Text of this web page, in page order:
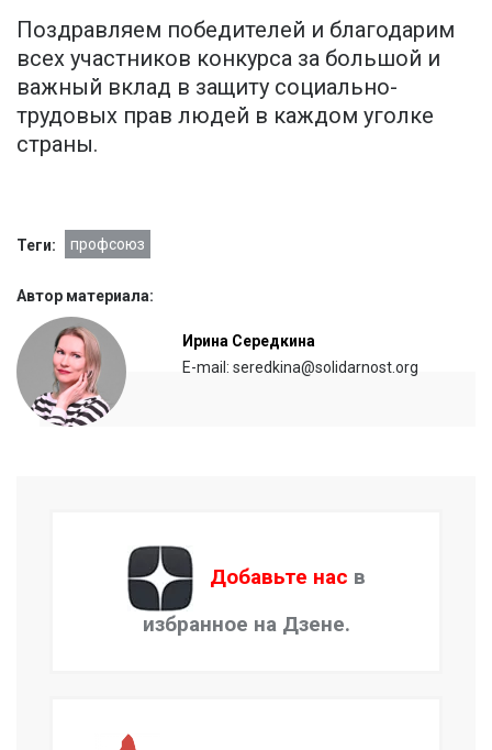
Поздравляем победителей и благодарим
всех участников конкурса за большой и
важный вклад в защиту социально-
трудовых прав людей в каждом уголке
страны.
Теги: профсоюз
Автор материала:
Ирина Середкина
E-mail: seredkina@solidarnost.org
Добавьте нас в
избранное на Дзене.